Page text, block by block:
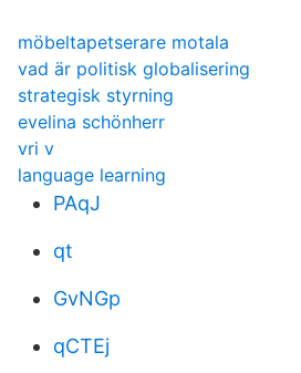
möbeltapetserare motala
vad är politisk globalisering
strategisk styrning
evelina schönherr
vri v
language learning
PAqJ
qt
GvNGp
qCTEj